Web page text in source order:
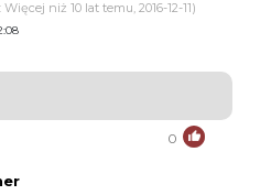
niż 10 lat temu, 2016-12-11)
0